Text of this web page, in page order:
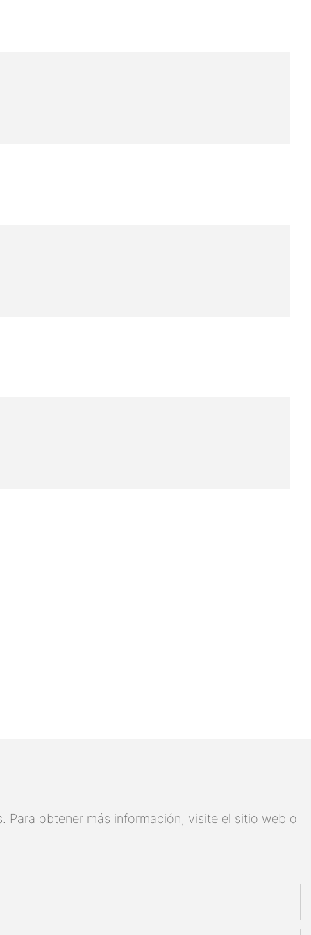
Para obtener más información, visite el sitio web o